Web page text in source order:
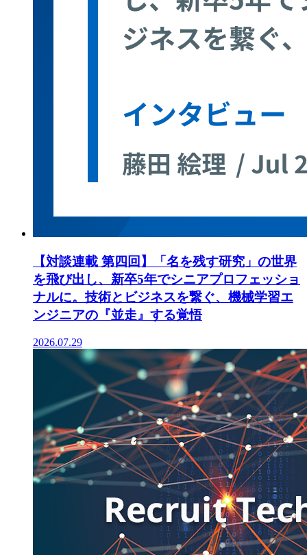
【対談連載 第四回】「名を残す研究」の世界
を飛び出し、新卒5年でシニアプロフェッショ
ナルに。技術とビジネスを繋ぐ、機械学習エ
ンジニアの『並走』する覚悟
2026.07.29